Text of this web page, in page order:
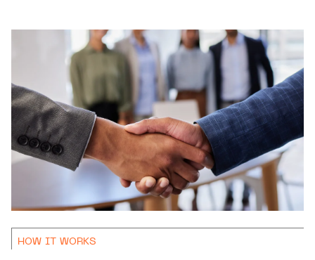
HOW IT WORKS